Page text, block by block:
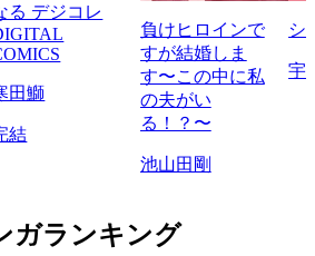
る デジコレ
田鰤
結
負けヒロインで
すが結婚しま
す〜この中に私
の夫がい
る！？〜
池山田剛
シ
宇
ガランキング